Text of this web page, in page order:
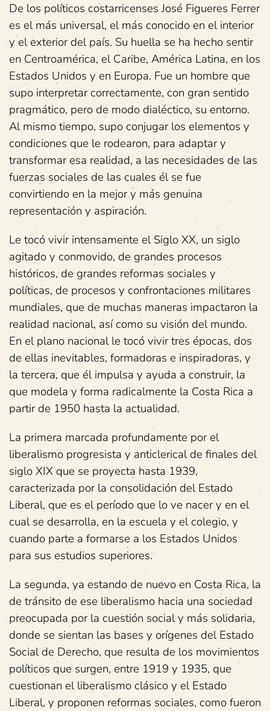
De los políticos costarricenses José Figueres Ferrer
es el más universal, el más conocido en el interior
y el exterior del país. Su huella se ha hecho sentir
en Centroamérica, el Caribe, América Latina, en los
Estados Unidos y en Europa. Fue un hombre que
supo interpretar correctamente, con gran sentido
pragmático, pero de modo dialéctico, su entorno.
Al mismo tiempo, supo conjugar los elementos y
condiciones que le rodearon, para adaptar y
transformar esa realidad, a las necesidades de las
fuerzas sociales de las cuales él se fue
convirtiendo en la mejor y más genuina
representación y aspiración.
Le tocó vivir intensamente el Siglo XX, un siglo
agitado y conmovido, de grandes procesos
históricos, de grandes reformas sociales y
políticas, de procesos y confrontaciones militares
mundiales, que de muchas maneras impactaron la
realidad nacional, así como su visión del mundo.
En el plano nacional le tocó vivir tres épocas, dos
de ellas inevitables, formadoras e inspiradoras, y
la tercera, que él impulsa y ayuda a construir, la
que modela y forma radicalmente la Costa Rica a
partir de 1950 hasta la actualidad.
La primera marcada profundamente por el
liberalismo progresista y anticlerical de finales del
siglo XIX que se proyecta hasta 1939,
caracterizada por la consolidación del Estado
Liberal, que es el período que lo ve nacer y en el
cual se desarrolla, en la escuela y el colegio, y
cuando parte a formarse a los Estados Unidos
para sus estudios superiores.
La segunda, ya estando de nuevo en Costa Rica, la
de tránsito de ese liberalismo hacia una sociedad
preocupada por la cuestión social y más solidaria,
donde se sientan las bases y orígenes del Estado
Social de Derecho, que resulta de los movimientos
políticos que surgen, entre 1919 y 1935, que
cuestionan el liberalismo clásico y el Estado
Liberal, y proponen reformas sociales, como fueron